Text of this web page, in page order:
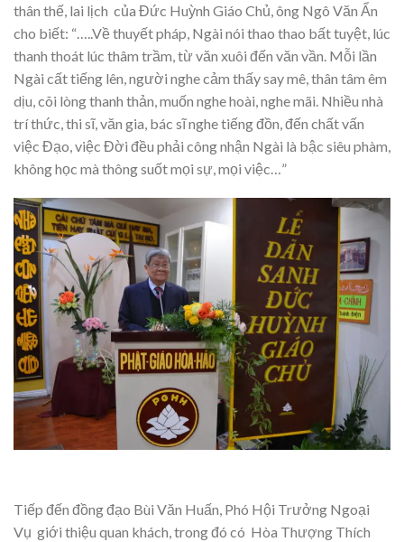
thân thế, lai lịch của Đức Huỳnh Giáo Chủ, ông Ngô Văn Ẩn
cho biết: “…..Về thuyết pháp, Ngài nói thao thao bất tuyệt, lúc
thanh thoát lúc thâm trầm, từ văn xuôi đến văn vần. Mỗi lần
Ngài cất tiếng lên, người nghe cảm thấy say mê, thân tâm êm
dịu, cõi lòng thanh thản, muốn nghe hoài, nghe mãi. Nhiều nhà
trí thức, thi sĩ, văn gia, bác sĩ nghe tiếng đồn, đến chất vấn
việc Đạo, việc Đời đều phải công nhận Ngài là bậc siêu phàm,
không học mà thông suốt mọi sự, mọi việc…”
Tiếp đến đồng đạo Bùi Văn Huấn, Phó Hội Trưởng Ngoại
Vụ giới thiệu quan khách, trong đó có Hòa Thượng Thích